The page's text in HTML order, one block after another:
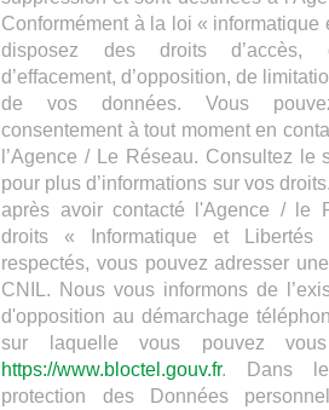
Conformément à la loi « informatique
disposez des droits d’accès,
d’effacement, d’opposition, de
de vos données. Vous
consentement à tout moment en
l’Agence / Le Réseau. Consultez le
pour plus d’informations sur vos
après avoir contacté l'Agence / le
droits « Informatique et
respectés, vous pouvez adresser
CNIL. Nous vous informons de
d'opposition au démarchage
sur laquelle vous pouvez
https://www.bloctel.gouv.fr. Dans
protection des Données